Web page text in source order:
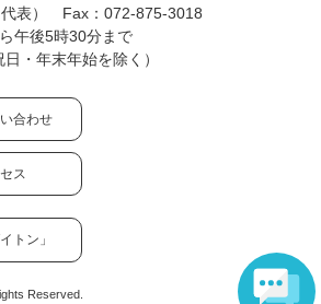
表）
Fax：072-875-3018
午後5時30分まで
・年末年始を除く）
合わせ
ス
イトン」
Reserved.